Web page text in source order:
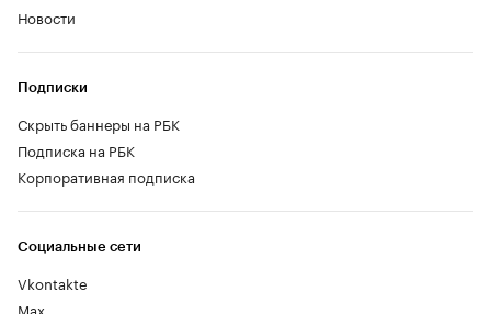
Казалось бы, все просто. Индекс 4 в
названии новой модели Tenet четко дает
понять, что это младший продукт в линейке,
а буква L намекает на удлиненную колесную
базу относительно привычного Tenet T4.
Если еще проще, то Tenet T4 L — это
растянутая версия обычной «четверки». Вот
только на деле это абсолютно разные
автомобили.